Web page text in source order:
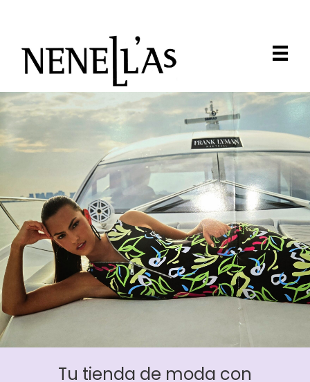
Tu tienda de moda con